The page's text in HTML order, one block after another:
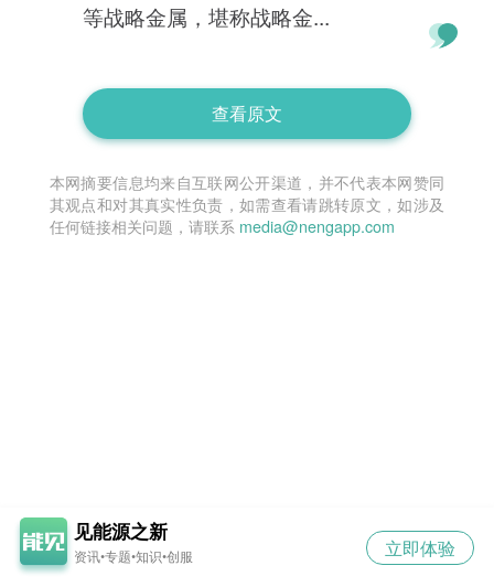
等战略金属，堪称战略金...
查看原文
本网摘要信息均来自互联网公开渠道，并不代表本网赞同
其观点和对其真实性负责，如需查看请跳转原文，如涉及
任何链接相关问题，请联系 media@nengapp.com
见能源之新
资讯•专题•知识•创服 立即体验